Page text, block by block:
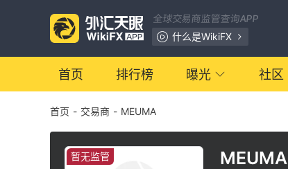
全球交易商监管查询APP
什么是WikiFX
首页 排行榜 曝光 社区
首页 - 交易商 - MEUMA
暂无监管
3
4
5
MEUMA